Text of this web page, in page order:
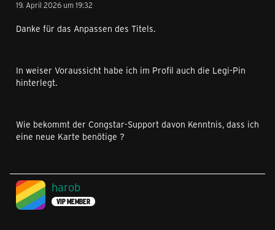
19. April 2026 um 19:32
Danke für das Anpassen des Titels.
In weiser Voraussicht habe ich im Profil auch die Legi-Pin
hinterlegt.
Wie bekommt der Congstar-Support davon Kenntnis, dass ich
eine neue Karte benötige ?
harob
VIP MEMBER